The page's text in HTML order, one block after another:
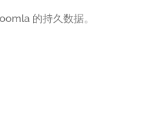
的持久数据。